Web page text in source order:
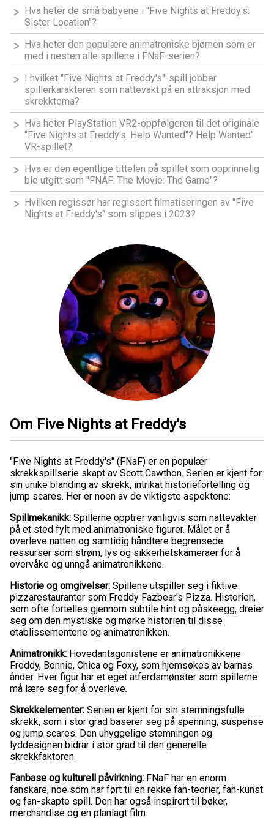
Hva heter de små babyene i "Five Nights at Freddy's:
Sister Location"?
Hva heter den populære animatroniske bjørnen som er
med i nesten alle spillene i FNaF-serien?
I hvilket "Five Nights at Freddy's"-spill jobber
spillerkarakteren som nattevakt på en attraksjon med
skrekktema?
Hva heter PlayStation VR2-oppfølgeren til det originale
"Five Nights at Freddy's. Help Wanted"? Help Wanted"
VR-spillet?
Hva er den egentlige tittelen på spillet som opprinnelig
ble utgitt som "FNAF: The Movie: The Game"?
Hvilken regissør har regissert filmatiseringen av "Five
Nights at Freddy's" som slippes i 2023?
Om Five Nights at Freddy's
"Five Nights at Freddy's" (FNaF) er en populær
skrekkspillserie skapt av Scott Cawthon. Serien er kjent for
sin unike blanding av skrekk, intrikat historiefortelling og
jump scares. Her er noen av de viktigste aspektene:
Spillmekanikk: Spillerne opptrer vanligvis som nattevakter
på et sted fylt med animatroniske figurer. Målet er å
overleve natten og samtidig håndtere begrensede
ressurser som strøm, lys og sikkerhetskameraer for å
overvåke og unngå animatronikkene.
Historie og omgivelser: Spillene utspiller seg i fiktive
pizzarestauranter som Freddy Fazbear's Pizza. Historien,
som ofte fortelles gjennom subtile hint og påskeegg, dreier
seg om den mystiske og mørke historien til disse
etablissementene og animatronikken.
Animatronikk: Hovedantagonistene er animatronikkene
Freddy, Bonnie, Chica og Foxy, som hjemsøkes av barnas
ånder. Hver figur har et eget atferdsmønster som spillerne
må lære seg for å overleve.
Skrekkelementer: Serien er kjent for sin stemningsfulle
skrekk, som i stor grad baserer seg på spenning, suspense
og jump scares. Den uhyggelige stemningen og
lyddesignen bidrar i stor grad til den generelle
skrekkfaktoren.
Fanbase og kulturell påvirkning: FNaF har en enorm
fanskare, noe som har ført til en rekke fan-teorier, fan-kunst
og fan-skapte spill. Den har også inspirert til bøker,
merchandise og en planlagt film.